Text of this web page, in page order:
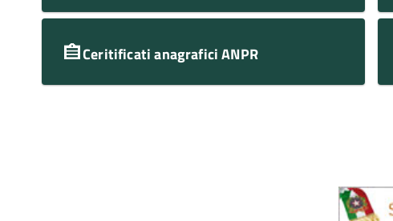
Ceritificati anagrafici ANPR